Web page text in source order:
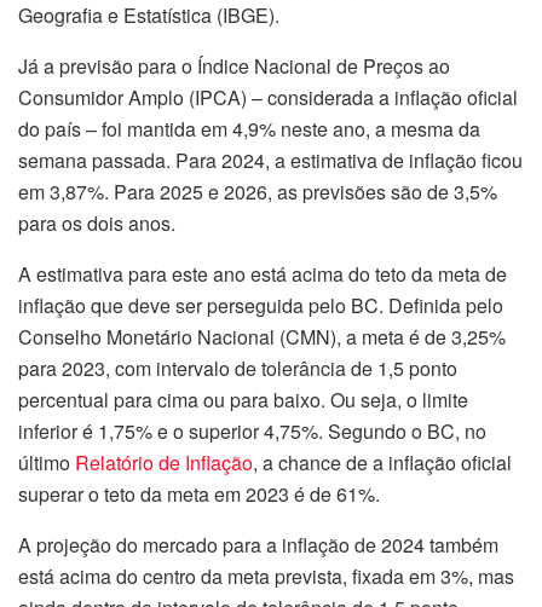
Geografia e Estatística (IBGE).
Já a previsão para o Índice Nacional de Preços ao
Consumidor Amplo (IPCA) – considerada a inflação oficial
do país – foi mantida em 4,9% neste ano, a mesma da
semana passada. Para 2024, a estimativa de inflação ficou
em 3,87%. Para 2025 e 2026, as previsões são de 3,5%
para os dois anos.
A estimativa para este ano está acima do teto da meta de
inflação que deve ser perseguida pelo BC. Definida pelo
Conselho Monetário Nacional (CMN), a meta é de 3,25%
para 2023, com intervalo de tolerância de 1,5 ponto
percentual para cima ou para baixo. Ou seja, o limite
inferior é 1,75% e o superior 4,75%. Segundo o BC, no
último Relatório de Inflação, a chance de a inflação oficial
superar o teto da meta em 2023 é de 61%.
A projeção do mercado para a inflação de 2024 também
está acima do centro da meta prevista, fixada em 3%, mas